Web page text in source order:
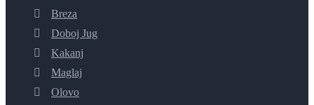
Breza
Doboj Jug
Kakanj
Maglaj
Olovo